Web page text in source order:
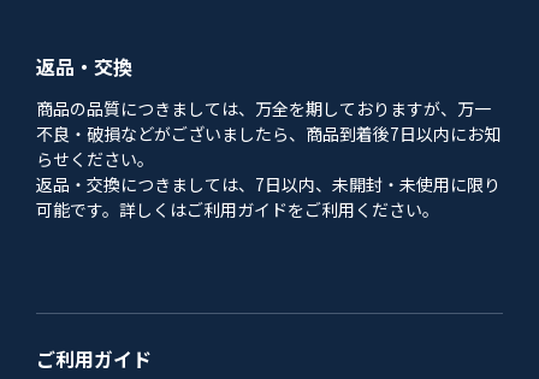
返品・交換
商品の品質につきましては、万全を期しておりますが、万一
不良・破損などがございましたら、商品到着後7日以内にお知
らせください。
返品・交換につきましては、7日以内、未開封・未使用に限り
可能です。詳しくはご利用ガイドをご利用ください。
ご利用ガイド